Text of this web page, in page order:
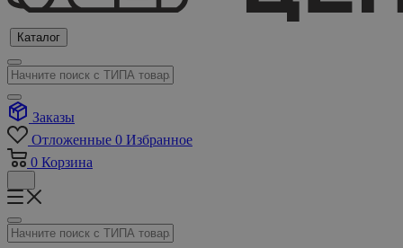
Каталог
Заказы
Отложенные 0 Избранное
0 Корзина